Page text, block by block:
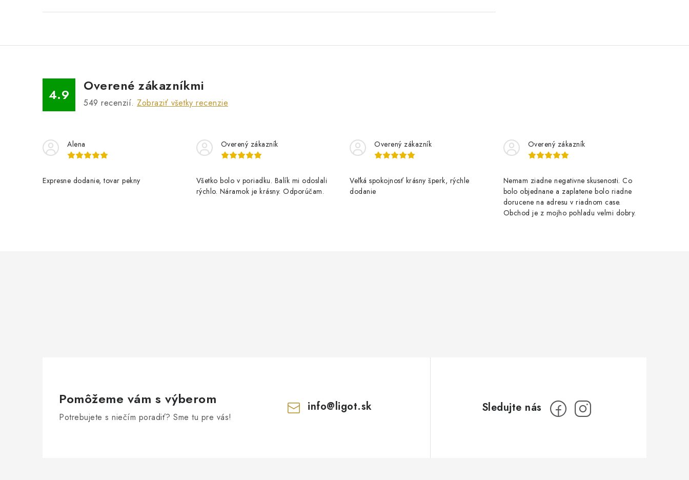
4.9
Overené zákazníkmi
549 recenzií. Zobraziť všetky recenzie
Alena
Expresne dodanie, tovar pekny
Overený zákazník
Všetko bolo v poriadku. Balík mi odoslali
rýchlo. Náramok je krásny. Odporúčam.
Overený zákazník
Veľká spokojnosť krásny šperk, rýchle
dodanie
Overený zákazník
Nemam ziadne negativne skusenosti. Co
bolo objednane a zaplatene bolo riadne
dorucene na adresu v riadnom case.
Obchod je z mojho pohladu velmi dobry.
Pomôžeme vám s výberom
Potrebujete s niečím poradiť? Sme tu pre vás!
info@ligot.sk